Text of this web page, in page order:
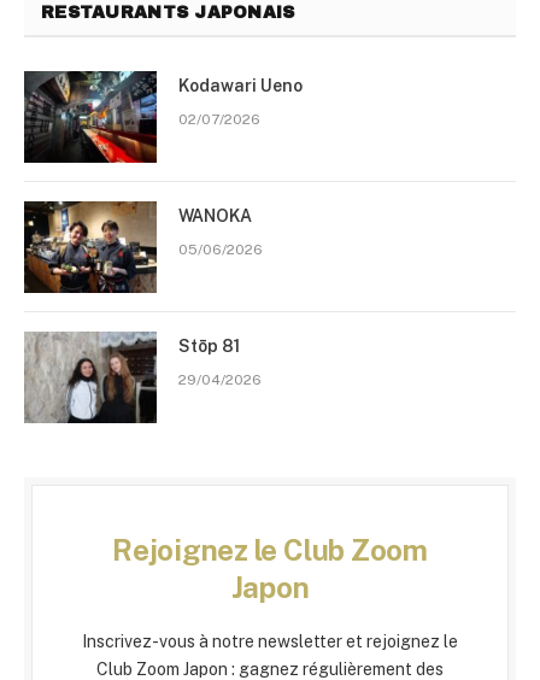
RESTAURANTS JAPONAIS
Kodawari Ueno
02/07/2026
WANOKA
05/06/2026
Stōp 81
29/04/2026
Rejoignez le Club Zoom
Japon
Inscrivez-vous à notre newsletter et rejoignez le
Club Zoom Japon : gagnez régulièrement des